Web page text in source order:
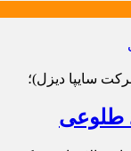
سايپا ديزل)؛
طلوعی